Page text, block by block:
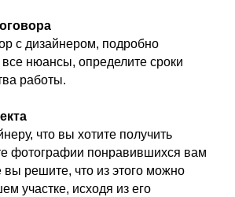
с дизайнером, подробно
нюансы, определите сроки
работы.
что вы хотите получить
фотографии понравившихся вам
вы решите, что из этого можно
участке, исходя из его